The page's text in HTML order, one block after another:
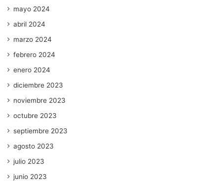
mayo 2024
abril 2024
marzo 2024
febrero 2024
enero 2024
diciembre 2023
noviembre 2023
octubre 2023
septiembre 2023
agosto 2023
julio 2023
junio 2023